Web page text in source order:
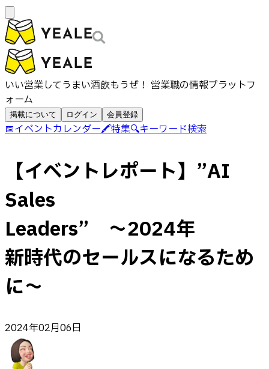
いい営業してうまい酒飲もうぜ！ 営業職の情報プラットフ
ォーム
掲載について ログイン 会員登録
📅イベントカレンダー🖍️特集🔍キーワード検索
【イベントレポート】”AI
Sales
Leaders” ～2024年
新時代のセールスになるため
に～
2024年02月06日